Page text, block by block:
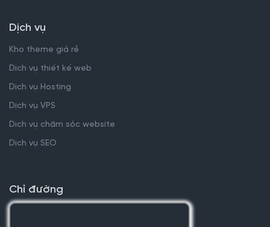
Dịch vụ
Kho theme giá rẻ
Dịch vụ thiết kế web
Dịch vụ Hosting
Dịch vụ VPS
Dịch vụ chăm sóc website
Dịch vụ SEO
Chỉ đường